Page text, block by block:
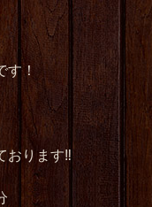
！
おります‼️